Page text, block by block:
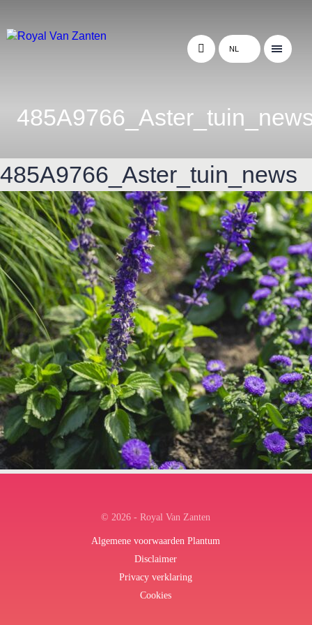
NL
485A9766_Aster_tuin_news
© 2026 - Royal Van Zanten
Algemene voorwaarden Plantum
Disclaimer
Privacy verklaring
Cookies